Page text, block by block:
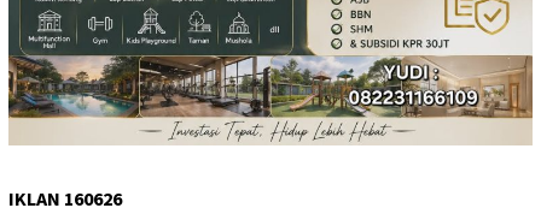
IKLAN 160626